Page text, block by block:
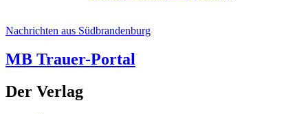
Nachrichten aus Südbrandenburg
MB Trauer-Portal
Der Verlag